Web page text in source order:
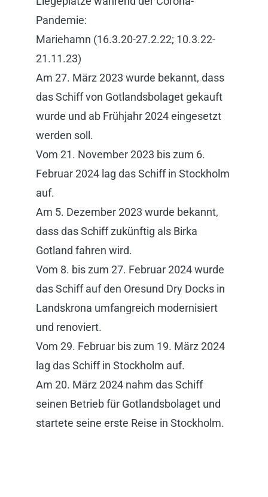
Pandemie:
Mariehamn (16.3.20-27.2.22; 10.3.22-
21.11.23)
Am 27. März 2023 wurde bekannt, dass
das Schiff von Gotlandsbolaget gekauft
wurde und ab Frühjahr 2024 eingesetzt
werden soll.
Vom 21. November 2023 bis zum 6.
Februar 2024 lag das Schiff in Stockholm
auf.
Am 5. Dezember 2023 wurde bekannt,
dass das Schiff zukünftig als Birka
Gotland fahren wird.
Vom 8. bis zum 27. Februar 2024 wurde
das Schiff auf den Oresund Dry Docks in
Landskrona umfangreich modernisiert
und renoviert.
Vom 29. Februar bis zum 19. März 2024
lag das Schiff in Stockholm auf.
Am 20. März 2024 nahm das Schiff
seinen Betrieb für Gotlandsbolaget und
startete seine erste Reise in Stockholm.